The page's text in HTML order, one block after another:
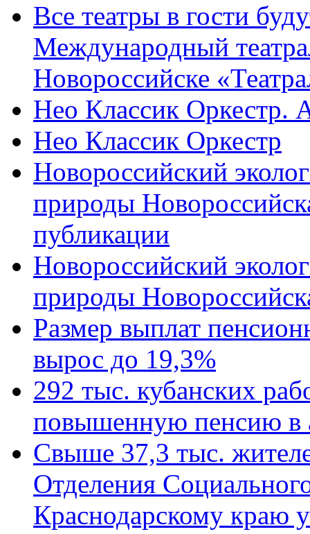
Все театры в гости
Международный
Новороссийске
Нео Классик Оркестр.
Нео Классик Оркестр
Новороссийский
природы
публикации
Новороссийский
природы
Размер выплат
вырос до 19,3%
292 тыс. кубанских
повышенную пенсию в
Свыше 37,3 тыс.
Отделения
Краснодарскому краю